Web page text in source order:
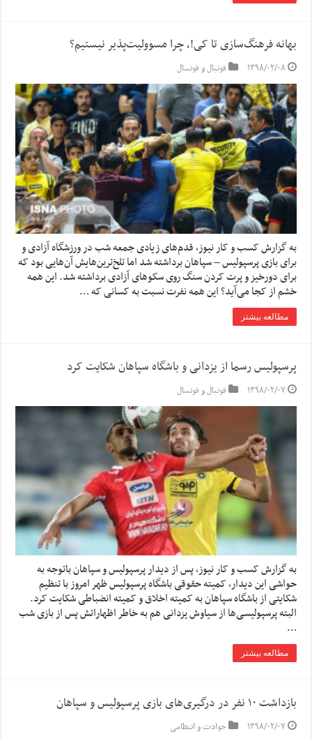
بهانه فرهنگ‌سازی تا کی!، چرا مسوولیت‌پذیر نیستیم؟
۱۳۹۸/۰۲/۰۸ فوتبال و فوتسال
به گزارش کسب و کار نیوز، قدم‌های زیادی جمعه شب در ورزشگاه آزادی و
برای بازی پرسپولیس – سپاهان برداشته شد اما تلخ‌ترین‌هایش آن‌هایی بود که
برای دورخیز و پرت کردن سنگ روی سکوهای آزادی برداشته شد. این همه
خشم از کجا می‌آید؟ این همه نفرت نسبت به کسانی که …
مطالعه بیشتر
پرسپولیس رسما از یزدانی و باشگاه سپاهان شکایت کرد
۱۳۹۸/۰۲/۰۷ فوتبال و فوتسال
‌
به گزارش کسب و کار نیوز، پس از دیدار پرسپولیس و سپاهان باتوجه به
حواشی این دیدار، کمیته حقوقی باشگاه پرسپولیس ظهر امروز با تنظیم
شکایتی از باشگاه سپاهان به کمیته اخلاق و کمیته انضباطی شکایت کرد.
البته پرسپولیسی‌ها از سیاوش یزدانی هم به خاطر اظهاراتش پس از بازی شب
…
مطالعه بیشتر
بازداشت ۱۰ نفر در درگیری‌های بازی پرسپولیس و سپاهان
۱۳۹۸/۰۲/۰۷ حوادث و انتظامی